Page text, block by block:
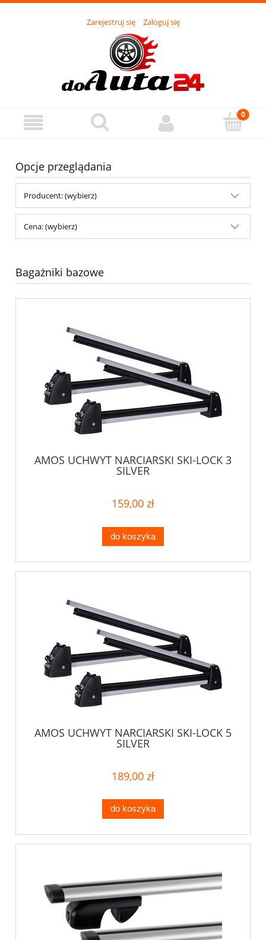
Zarejestruj się Zaloguj się
Opcje przeglądania
Producent: (wybierz)
Cena: (wybierz)
Bagażniki bazowe
AMOS UCHWYT NARCIARSKI SKI-LOCK 3
SILVER
159,00 zł
do koszyka
AMOS UCHWYT NARCIARSKI SKI-LOCK 5
SILVER
189,00 zł
do koszyka